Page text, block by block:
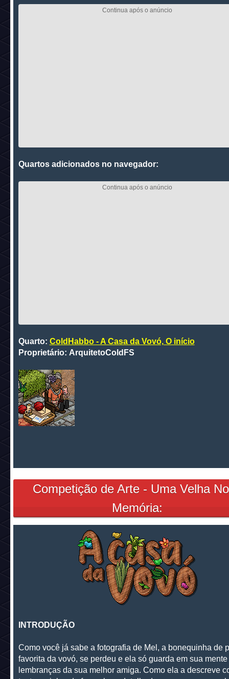
Quartos adicionados no navegador:
Quarto: ColdHabbo - A Casa da Vovó, O início
Proprietário: ArquitetoColdFS
Competição de Arte - Uma Velha
Memória:
INTRODUÇÃO
Como você já sabe a fotografia de Mel, a bonequinha de
favorita da vovó, se perdeu e ela só guarda em sua mente
lembranças da sua melhor amiga. Como ela a descreve